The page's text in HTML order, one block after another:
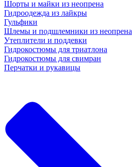
Шорты и майки из неопрена
Гидроодежда из лайкры
Гульфики
Шлемы и подшлемники из неопрена
Утеплители и поддевки
Гидрокостюмы для триатлона
Гидрокостюмы для свимран
Перчатки и рукавицы